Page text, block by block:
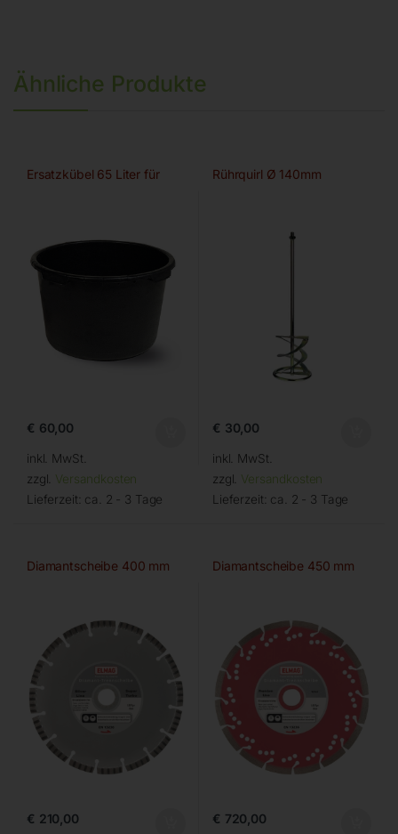
Ähnliche Produkte
Ersatzkübel 65 Liter für
€ 60,00
inkl. MwSt.
zzgl. Versandkosten
Lieferzeit: ca. 2 - 3 Tage
Rührquirl Ø 140mm
€ 30,00
inkl. MwSt.
zzgl. Versandkosten
Lieferzeit: ca. 2 - 3 Tage
Diamantscheibe 400 mm
€ 210,00
Diamantscheibe 450 mm
€ 720,00